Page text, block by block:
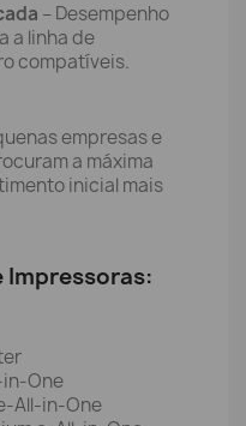
– Desempenho
a linha de
compatíveis.
empresas e
a máxima
inicial mais
Impressoras:
in-One
All-in-One